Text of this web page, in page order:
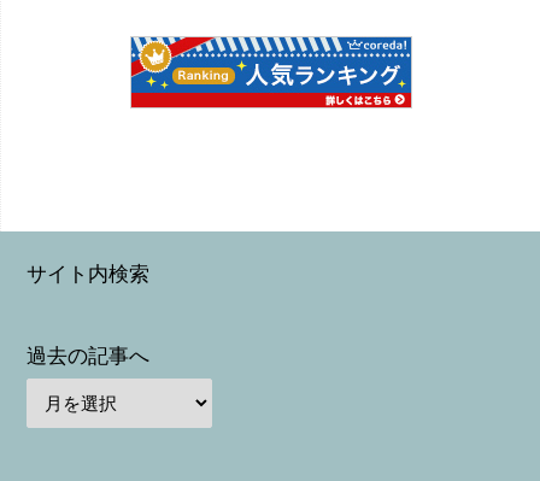
サイト内検索
過去の記事へ